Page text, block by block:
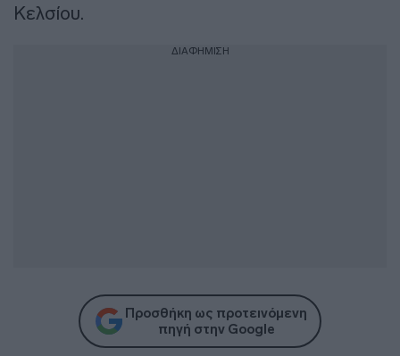
Κελσίου.
ΔΙΑΦΗΜΙΣΗ
Προσθήκη ως προτεινόμενη
πηγή στην Google